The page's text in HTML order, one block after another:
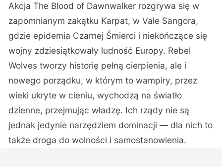
Akcja The Blood of Dawnwalker rozgrywa się w
zapomnianym zakątku Karpat, w Vale Sangora,
gdzie epidemia Czarnej Śmierci i niekończące się
wojny zdziesiątkowały ludność Europy. Rebel
Wolves tworzy historię pełną cierpienia, ale i
nowego porządku, w którym to wampiry, przez
wieki ukryte w cieniu, wychodzą na światło
dzienne, przejmując władzę. Ich rządy nie są
jednak jedynie narzędziem dominacji — dla nich to
także droga do wolności i samostanowienia.